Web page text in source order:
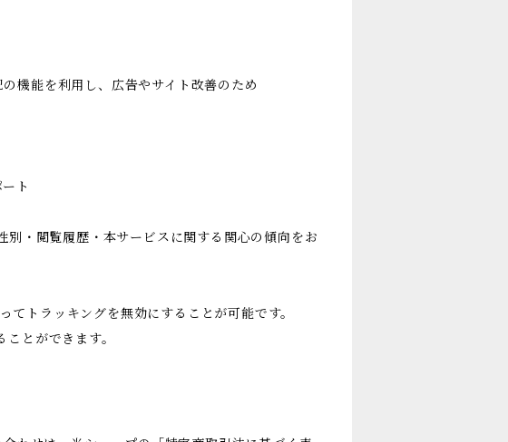
機能を利用し、広告やサイト改善のため
ト
・閲覧履歴・本サービスに関する関心の傾向をお
トラッキングを無効にすることが可能です。
とができます。